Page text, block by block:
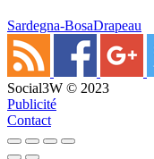
Sardegna-BosaDrapeau
Social3W © 2023
Publicité
Contact